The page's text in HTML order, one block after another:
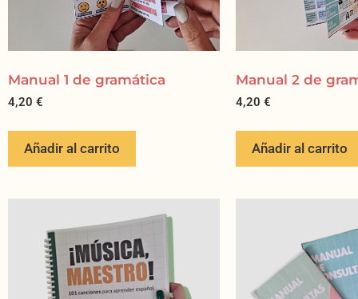
Manual 1 de gramática
4,20 €
Añadir al carrito
Manual 2 de
4,20 €
Añadir al carrito